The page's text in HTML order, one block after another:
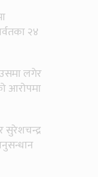
२४
लगेर
आरोपमा
सुरेशचन्द्र